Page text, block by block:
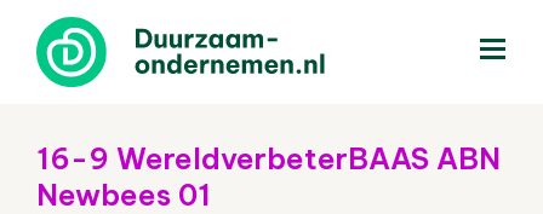
16-9 WereldverbeterBAAS ABN
Newbees 01